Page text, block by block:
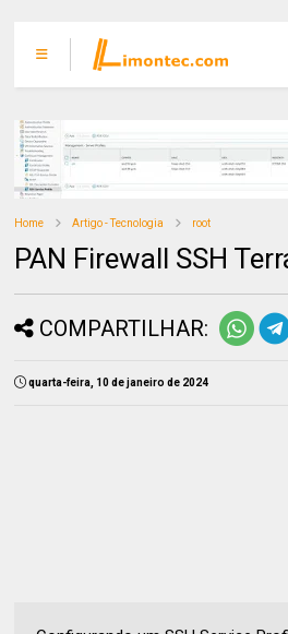
Home Artigo - Tecnologia root
PAN Firewall SSH
COMPARTILHAR:
quarta-feira, 10 de janeiro de 2024